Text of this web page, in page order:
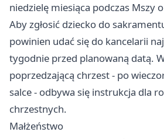
niedzielę miesiąca podczas Mszy
Aby zgłosić dziecko do
powinien udać się do kancelarii
tygodnie przed planowaną datą.
poprzedzającą chrzest - po
salce - odbywa się instrukcja dla
chrzestnych.
Małżeństwo